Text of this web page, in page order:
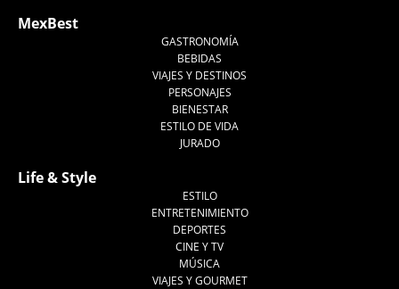
MexBest
GASTRONOMÍA
BEBIDAS
VIAJES Y DESTINOS
PERSONAJES
BIENESTAR
ESTILO DE VIDA
JURADO
Life & Style
ESTILO
ENTRETENIMIENTO
DEPORTES
CINE Y TV
MÚSICA
VIAJES Y GOURMET